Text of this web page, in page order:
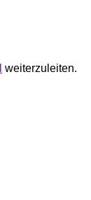
weiterzuleiten.